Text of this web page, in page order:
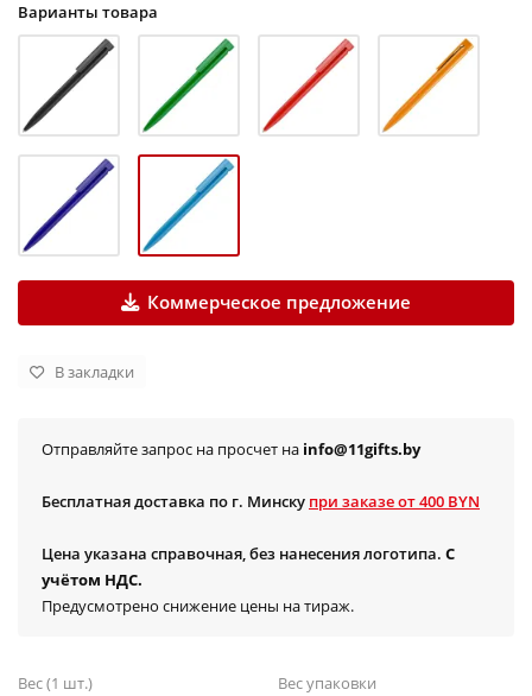
Варианты товара
Коммерческое предложение
В закладки
Отправляйте запрос на просчет на info@11gifts.by
Бесплатная доставка по г. Минску при заказе от 400 BYN
Цена указана справочная, без нанесения логотипа. С
учётом НДС.
Предусмотрено снижение цены на тираж.
Вес (1 шт.) Вес упаковки